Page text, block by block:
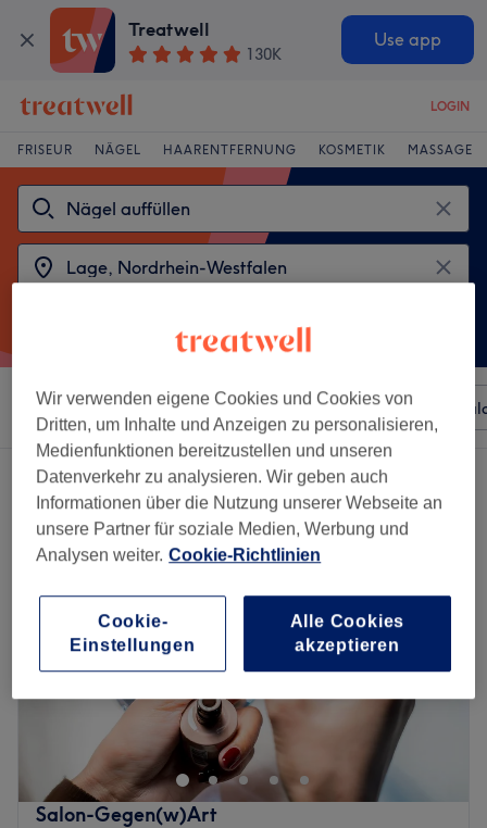
Treatwell
130K
Use app
LOGIN
FRISEUR NÄGEL HAARENTFERNUNG KOSMETIK MASSAGE
Sortieren nach Beliebiger Preis Besonderheiten
2 Salons die anbieten:nägel auffüllen in Lage, Nordrhein-Westfalen
Salon-Gegen(w)Art
Wir verwenden eigene Cookies und Cookies von
Dritten, um Inhalte und Anzeigen zu personalisieren,
Medienfunktionen bereitzustellen und unseren
Datenverkehr zu analysieren. Wir geben auch
Informationen über die Nutzung unserer Webseite an
unsere Partner für soziale Medien, Werbung und
Analysen weiter. Cookie-Richtlinien
Cookie-
Einstellungen
Alle Cookies
akzeptieren